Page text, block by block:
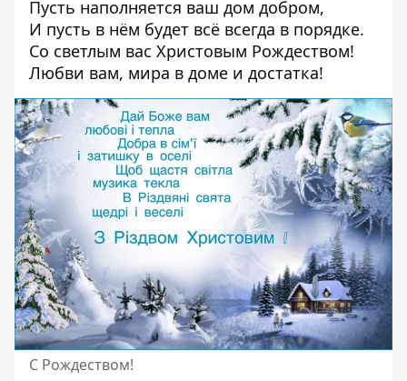
Пусть наполняется ваш дом добром,
И пусть в нём будет всё всегда в порядке.
Со светлым вас Христовым Рождеством!
Любви вам, мира в доме и достатка!
С Рождеством!